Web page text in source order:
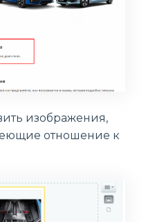
изображения,
отношение к